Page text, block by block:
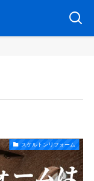
スケルトンリフォーム